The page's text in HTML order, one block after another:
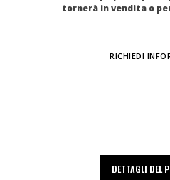
tornerà in vendita o
RICHIEDI
DETTAGLI DEL